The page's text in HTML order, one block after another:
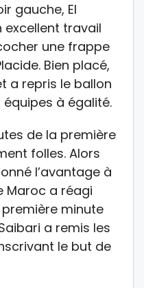
gauche, El
excellent travail
une frappe
Bien placé,
a repris le ballon
à égalité.
de la première
folles. Alors
l’avantage à
Maroc a réagi
minute
a remis les
le but de